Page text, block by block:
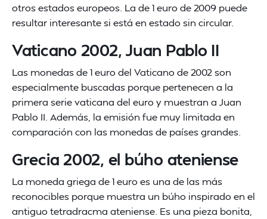
otros estados europeos. La de 1 euro de 2009 puede
resultar interesante si está en estado sin circular.
Vaticano 2002, Juan Pablo II
Las monedas de 1 euro del Vaticano de 2002 son
especialmente buscadas porque pertenecen a la
primera serie vaticana del euro y muestran a Juan
Pablo II. Además, la emisión fue muy limitada en
comparación con las monedas de países grandes.
Grecia 2002, el búho ateniense
La moneda griega de 1 euro es una de las más
reconocibles porque muestra un búho inspirado en el
antiguo tetradracma ateniense. Es una pieza bonita,